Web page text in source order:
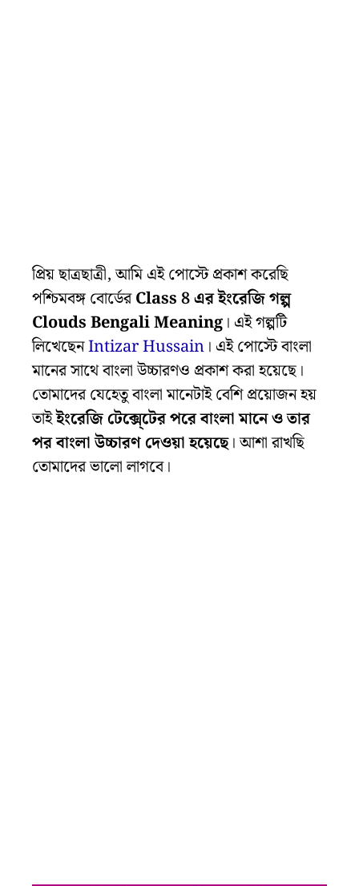
প্রিয় ছাত্রছাত্রী, আমি এই পোস্টে প্রকাশ করেছি
পশ্চিমবঙ্গ বোর্ডেরClass 8 এর ইংরেজি গল্প
Clouds Bengali Meaning। এই গল্পটি
লিখেছেনIntizar Hussain। এই পোস্টে বাংলা
মানের সাথে বাংলা উচ্চারণও প্রকাশ করা হয়েছে।
তোমাদের যেহেতু বাংলা মানেটাই বেশি প্রয়োজন হয়
তাইইংরেজি টেক্সে্টের পরে বাংলা মানে ও তার
পর বাংলা উচ্চারণ দেওয়া হয়েছে। আশা রাখছি
তোমাদের ভালো লাগবে।